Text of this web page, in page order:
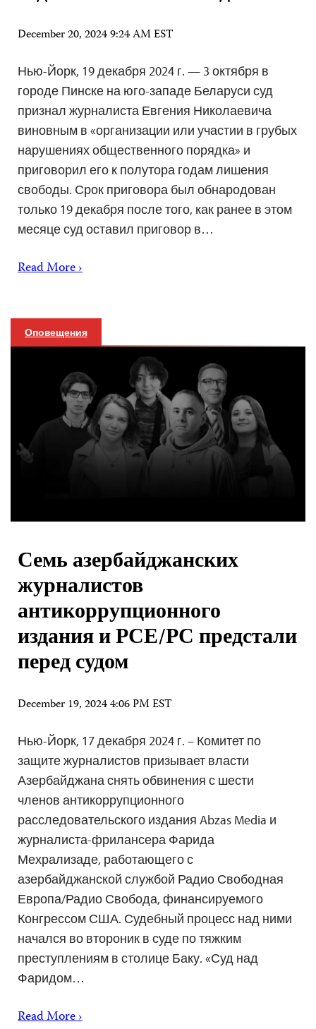
December 20, 2024 9:24 AM EST
Нью-Йорк, 19 декабря 2024 г. — 3 октября в
городе Пинске на юго-западе Беларуси суд
признал журналиста Евгения Николаевича
виновным в «организации или участии в грубых
нарушениях общественного порядка» и
приговорил его к полутора годам лишения
свободы. Срок приговора был обнародован
только 19 декабря после того, как ранее в этом
месяце суд оставил приговор в…
Read More ›
Оповещения
Семь азербайджанских
журналистов
антикоррупционного
издания и РСЕ/РС предстали
перед судом
December 19, 2024 4:06 PM EST
Нью-Йорк, 17 декабря 2024 г. – Комитет по
защите журналистов призывает власти
Азербайджана снять обвинения с шести
членов антикоррупционного
расследовательского издания Abzas Media и
журналиста-фрилансера Фарида
Мехрализаде, работающего с
азербайджанской службой Радио Свободная
Европа/Радио Свобода, финансируемого
Конгрессом США. Судебный процесс над ними
начался во второник в суде по тяжким
преступлениям в столице Баку. «Суд над
Фаридом…
Read More ›